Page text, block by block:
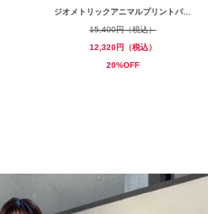
ジオメトリックアニマルプリントパ…
15,400円（税込）
12,320円（税込）
20%OFF